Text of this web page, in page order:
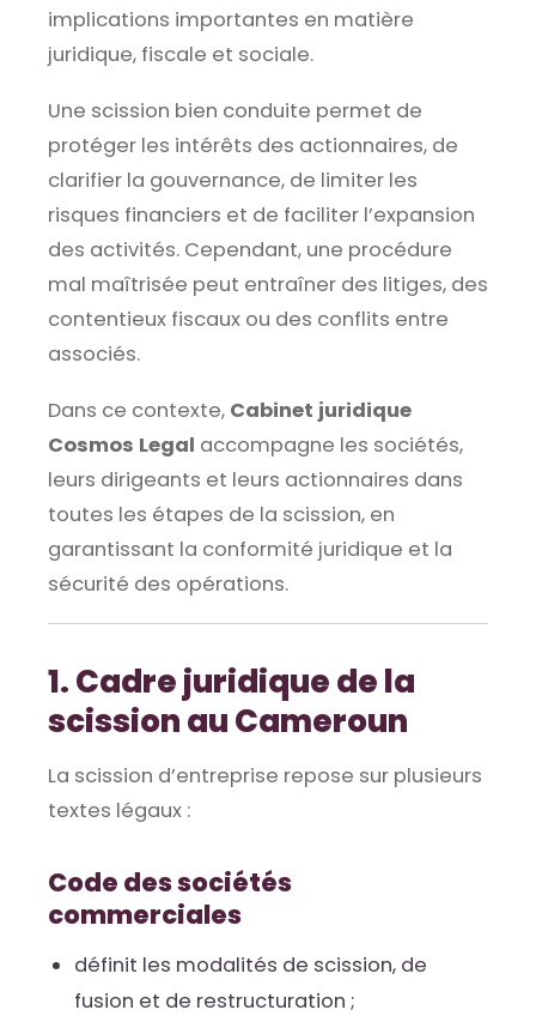
implications importantes en matière
juridique, fiscale et sociale.
Une scission bien conduite permet de
protéger les intérêts des actionnaires, de
clarifier la gouvernance, de limiter les
risques financiers et de faciliter l’expansion
des activités. Cependant, une procédure
mal maîtrisée peut entraîner des litiges, des
contentieux fiscaux ou des conflits entre
associés.
Dans ce contexte, Cabinet juridique
Cosmos Legal accompagne les sociétés,
leurs dirigeants et leurs actionnaires dans
toutes les étapes de la scission, en
garantissant la conformité juridique et la
sécurité des opérations.
1. Cadre juridique de la
scission au Cameroun
La scission d’entreprise repose sur plusieurs
textes légaux :
Code des sociétés
commerciales
définit les modalités de scission, de
fusion et de restructuration ;